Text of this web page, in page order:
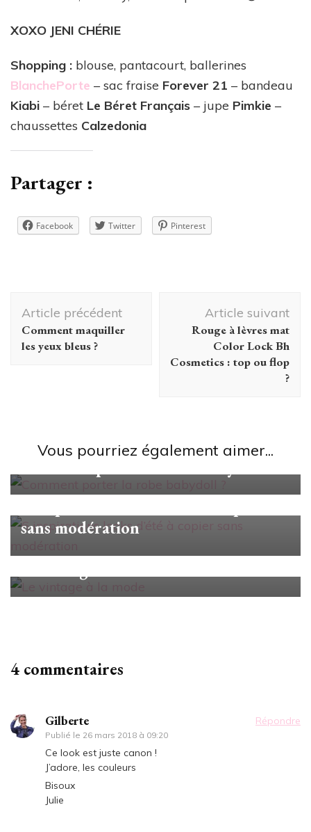
XOXO JENI CHÉRIE
Shopping : blouse, pantacourt, ballerines
BlanchePorte – sac fraise Forever 21 – bandeau
Kiabi – béret Le Béret Français – jupe Pimkie –
chaussettes Calzedonia
Partager :
Facebook Twitter Pinterest
Navigation
d'article
Article précédent
Comment maquiller
les yeux bleus ?
Article suivant
Rouge à lèvres mat
Color Lock Bh
Cosmetics : top ou flop
?
Vous pourriez également aimer...
Looks/Conseils
Comment porter la robe babydoll ?
Looks/Conseils
sans modération
Looks/Conseils
4 commentaires
Gilberte
Publié le 26 mars 2018 à 09:20
Répondre
Ce look est juste canon !
J’adore, les couleurs
Bisoux
Julie